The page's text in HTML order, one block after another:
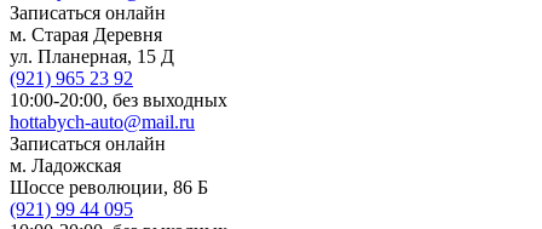
Записаться онлайн
м. Старая Деревня
ул. Планерная, 15 Д
(921) 965 23 92
10:00-20:00, без выходных
hottabych-auto@mail.ru
Записаться онлайн
м. Ладожская
Шоссе революции, 86 Б
(921) 99 44 095